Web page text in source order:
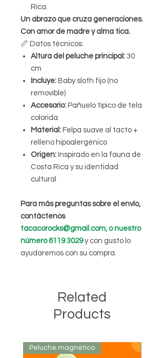
Rica.
Un abrazo que cruza generaciones.
Con amor de madre y alma tica.
📏 Datos técnicos:
Altura del peluche principal: 30
cm
Incluye: Baby sloth fijo (no
removible)
Accesorio: Pañuelo típico de tela
colorida
Material: Felpa suave al tacto +
relleno hipoalergénico
Origen: Inspirado en la fauna de
Costa Rica y su identidad
cultural
Para más preguntas sobre el envío,
contáctenos
tacacorocks@gmail.com, o nuestro
número 6119 3029y con gusto lo
ayudaremos con su compra.
Related
Products
Peluche magnético